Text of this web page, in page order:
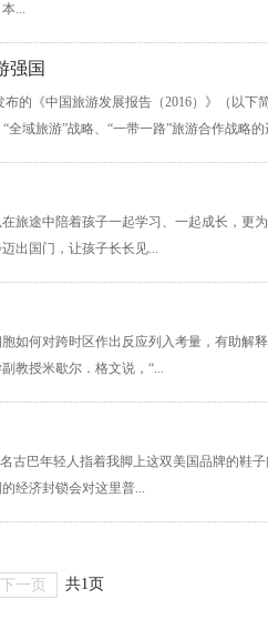
...
强国
的《中国旅游发展报告（2016）》（以下
“全域旅游”战略、“一带一路”旅游合作战略
旅途中陪着孩子一起学习、一起成长，更
出国门，让孩子长长见...
如何对跨时区作出反应列入考量，有助解
教授米歇尔．格文说，“...
古巴年轻人指着我脚上这双美国品牌的鞋
经济封锁会对这里普...
下一页 共1页